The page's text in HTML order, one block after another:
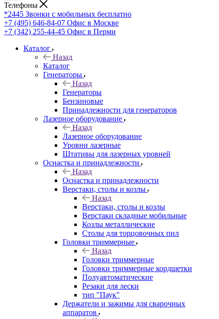
Телефоны
*2445 Звонки с мобильных бесплатно
+7 (495) 646-84-07 Офис в Москве
+7 (342) 255-44-45 Офис в Перми
Каталог
Назад
Каталог
Генераторы
Назад
Генераторы
Бензиновые
Принадлежности для генераторов
Лазерное оборудование
Назад
Лазерное оборудование
Уровни лазерные
Штативы для лазерных уровней
Оснастка и принадлежности
Назад
Оснастка и принадлежности
Верстаки, столы и козлы
Назад
Верстаки, столы и козлы
Верстаки складные мобильные
Козлы металлические
Столы для торцовочных пил
Головки триммерные
Назад
Головки триммерные
Головки триммерные кордщетки
Полуавтоматические
Резаки для лески
тип "Паук"
Держатели и зажимы для сварочных
аппаратов